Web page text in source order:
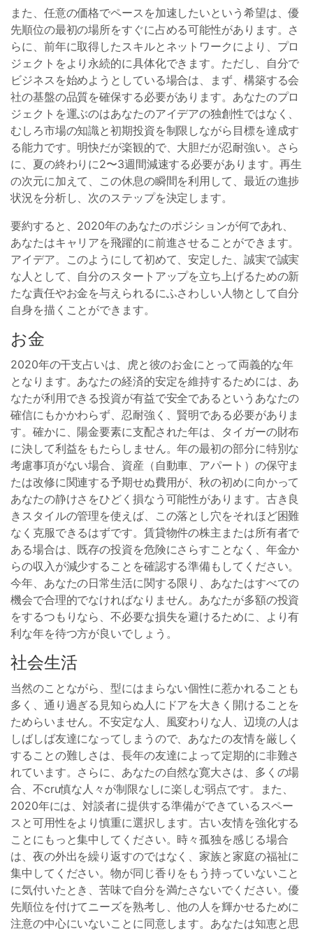
また、任意の価格でペースを加速したいという希望は、優
先順位の最初の場所をすぐに占める可能性があります。さ
らに、前年に取得したスキルとネットワークにより、プロ
ジェクトをより永続的に具体化できます。ただし、自分で
ビジネスを始めようとしている場合は、まず、構築する会
社の基盤の品質を確保する必要があります。あなたのプロ
ジェクトを運ぶのはあなたのアイデアの独創性ではなく、
むしろ市場の知識と初期投資を制限しながら目標を達成す
る能力です。明快だが楽観的で、大胆だが忍耐強い。さら
に、夏の終わりに2〜3週間減速する必要があります。再生
の次元に加えて、この休息の瞬間を利用して、最近の進捗
状況を分析し、次のステップを決定します。
要約すると、2020年のあなたのポジションが何であれ、
あなたはキャリアを飛躍的に前進させることができます。
アイデア。このようにして初めて、安定した、誠実で誠実
な人として、自分のスタートアップを立ち上げるための新
たな責任やお金を与えられるにふさわしい人物として自分
自身を描くことができます。
お金
2020年の干支占いは、虎と彼のお金にとって両義的な年
となります。あなたの経済的安定を維持するためには、あ
なたが利用できる投資が有益で安全であるというあなたの
確信にもかかわらず、忍耐強く、賢明である必要がありま
す。確かに、陽金要素に支配された年は、タイガーの財布
に決して利益をもたらしません。年の最初の部分に特別な
考慮事項がない場合、資産（自動車、アパート）の保守ま
たは改修に関連する予期せぬ費用が、秋の初めに向かって
あなたの静けさをひどく損なう可能性があります。古き良
きスタイルの管理を使えば、この落とし穴をそれほど困難
なく克服できるはずです。賃貸物件の株主または所有者で
ある場合は、既存の投資を危険にさらすことなく、年金か
らの収入が減少することを確認する準備もしてください。
今年、あなたの日常生活に関する限り、あなたはすべての
機会で合理的でなければなりません。あなたが多額の投資
をするつもりなら、不必要な損失を避けるために、より有
利な年を待つ方が良いでしょう。
社会生活
当然のことながら、型にはまらない個性に惹かれることも
多く、通り過ぎる見知らぬ人にドアを大きく開けることを
ためらいません。不安定な人、風変わりな人、辺境の人は
しばしば友達になってしまうので、あなたの友情を厳しく
することの難しさは、長年の友達によって定期的に非難さ
れています。さらに、あなたの自然な寛大さは、多くの場
合、不cru慎な人々が制限なしに楽しむ弱点です。また、
2020年には、対談者に提供する準備ができているスペー
スと可用性をより慎重に選択します。古い友情を強化する
ことにもっと集中してください。時々孤独を感じる場合
は、夜の外出を繰り返すのではなく、家族と家庭の福祉に
集中してください。物が同じ香りをもう持っていないこと
に気付いたとき、苦味で自分を満たさないでください。優
先順位を付けてニーズを熟考し、他の人を輝かせるために
注意の中心にいないことに同意します。あなたは知恵と思